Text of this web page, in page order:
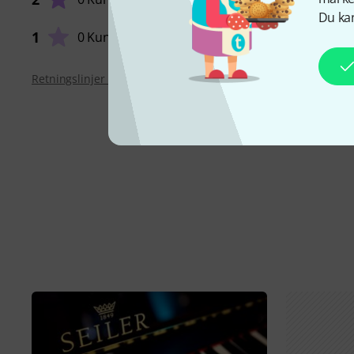
Du
1 0 Kunder
Retningslinjer for anmeldelser